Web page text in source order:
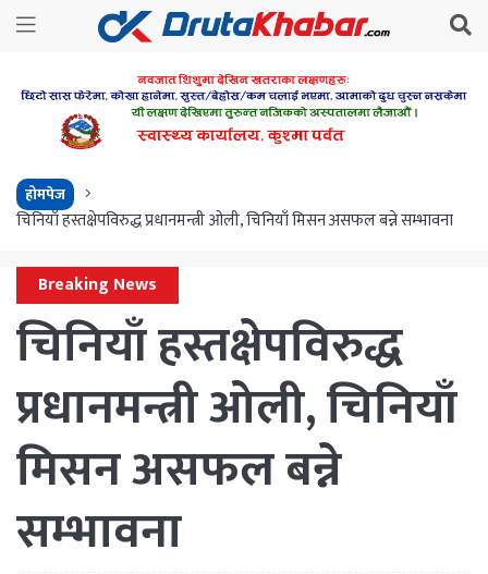
होमपेज
चिनियाँ हस्तक्षेपविरुद्ध प्रधानमन्त्री ओली, चिनियाँ मिसन असफल बन्ने सम्भावना
Breaking News
चिनियाँ हस्तक्षेपविरुद्ध
प्रधानमन्त्री ओली, चिनियाँ
मिसन असफल बन्ने
सम्भावना